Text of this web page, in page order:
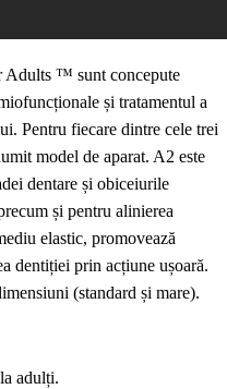
Adults ™ sunt concepute
și tratamentul a
Pentru fiecare dintre cele trei
model de aparat. A2 este
dentare și obiceiurile
și pentru alinierea
elastic, promovează
dentiției prin acțiune ușoară.
(standard și mare).
adulți.